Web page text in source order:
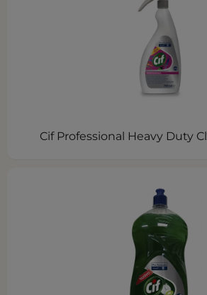
Cif Professional Heavy Duty